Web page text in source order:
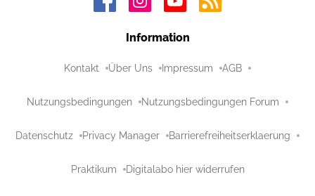
Information
Kontakt Über Uns Impressum AGB
Nutzungsbedingungen Nutzungsbedingungen Forum
Datenschutz Privacy Manager Barrierefreiheitserklaerung
Praktikum Digitalabo hier widerrufen